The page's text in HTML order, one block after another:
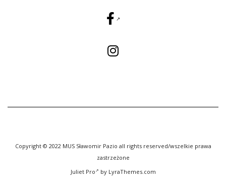
Copyright © 2022 MUS Sławomir Pazio all rights reserved/wszelkie prawa
zastrzeżone
Juliet Pro
by LyraThemes.com